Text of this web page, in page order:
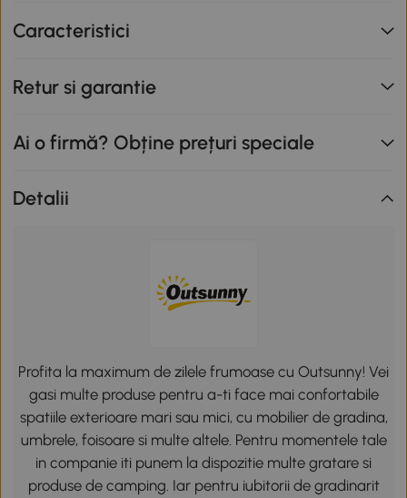
Caracteristici
Retur si garantie
Ai o firmă? Obține prețuri speciale
Detalii
Profita la maximum de zilele frumoase cu Outsunny! Vei
gasi multe produse pentru a-ti face mai confortabile
spatiile exterioare mari sau mici, cu mobilier de gradina,
umbrele, foisoare si multe altele. Pentru momentele tale
in companie iti punem la dispozitie multe gratare si
produse de camping. Iar pentru iubitorii de gradinarit